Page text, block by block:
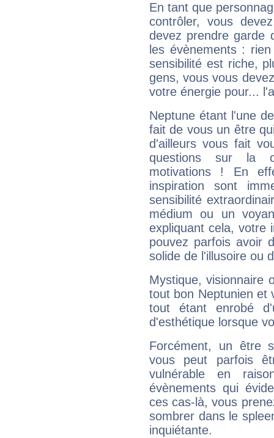
En tant que
contrôler, vous
devez prendre garde
les évènements :
sensibilité est riche,
gens, vous vous
votre énergie pour...
Neptune étant l'une
fait de vous un être
d'ailleurs vous fait
questions sur la
motivations ! En
inspiration sont
sensibilité
médium ou un
expliquant cela, votre
pouvez parfois avoir
solide de l'illusoire ou
Mystique, visionnaire
tout bon Neptunien et
tout étant enrobé
d'esthétique lorsque
Forcément, un être
vous peut parfois
vulnérable en
évènements qui
ces cas-là, vous
sombrer dans le
inquiétante.